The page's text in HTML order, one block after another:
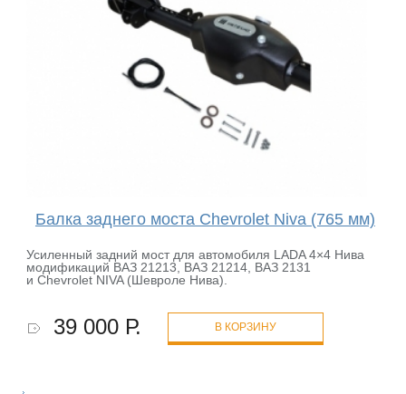
Балка заднего моста Chevrolet Niva (765 мм)
Усиленный задний мост для автомобиля LADA 4×4 Нива
модификаций ВАЗ 21213, ВАЗ 21214, ВАЗ 2131
и Chevrolet NIVA (Шевроле Нива).
39 000 Р. В КОРЗИНУ